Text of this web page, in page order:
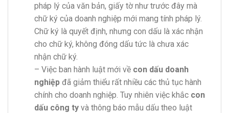
pháp lý của văn bản, giấy tờ như trước đây mà
chữ ký của doanh nghiệp mới mang tính pháp lý.
Chữ ký là quyết định, nhưng con dấu là xác nhận
cho chữ ký, không đóng dấu tức là chưa xác
nhận chữ ký.
– Việc ban hành luật mới về con dấu doanh
nghiệpđã giảm thiểu rất nhiều các thủ tục hành
chính cho doanh nghiệp. Tuy nhiên việc khắc con
dấu công tyvà thông báo mẫu dấu theo luật